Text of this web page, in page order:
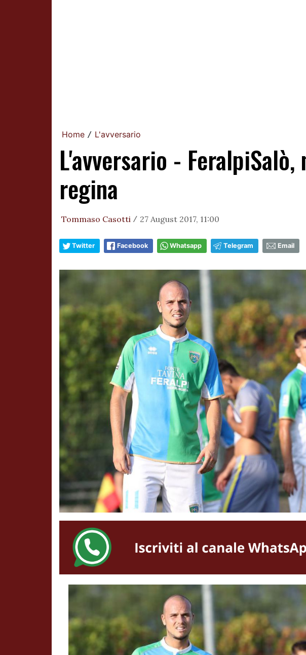
Home / L'avversario
L'avversario -
regina
Tommaso Casotti / 27 August 2017, 11:00
Twitter Facebook Whatsapp Telegram Email